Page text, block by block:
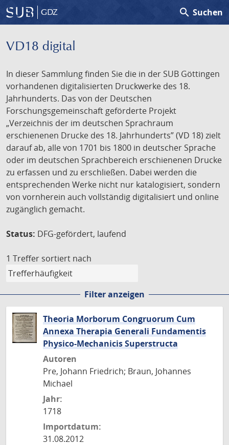
GDZ search Suchen
VD18 digital
In dieser Sammlung finden Sie die in der SUB Göttingen
vorhandenen digitalisierten Druckwerke des 18.
Jahrhunderts. Das von der Deutschen
Forschungsgemeinschaft geförderte Projekt
„Verzeichnis der im deutschen Sprachraum
erschienenen Drucke des 18. Jahrhunderts” (VD 18) zielt
darauf ab, alle von 1701 bis 1800 in deutscher Sprache
oder im deutschen Sprachbereich erschienenen Drucke
zu erfassen und zu erschließen. Dabei werden die
entsprechenden Werke nicht nur katalogisiert, sondern
von vornherein auch vollständig digitalisiert und online
zugänglich gemacht.
Status: DFG-gefördert, laufend
1 Treffer sortiert nach
Filter anzeigen
Theoria Morborum Congruorum Cum
Annexa Therapia Generali Fundamentis
Physico-Mechanicis Superstructa
Autoren
Pre, Johann Friedrich; Braun, Johannes
Michael
Jahr:
1718
Importdatum:
31.08.2012